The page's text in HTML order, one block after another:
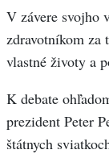
V závere svojho
zdravotníkom za
vlastné životy a
K debate
prezident Peter
štátnych